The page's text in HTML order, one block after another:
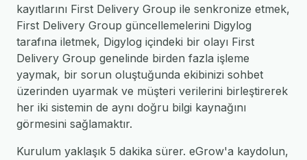
kayıtlarını First Delivery Group ile senkronize etmek,
First Delivery Group güncellemelerini Digylog
tarafına iletmek, Digylog içindeki bir olayı First
Delivery Group genelinde birden fazla işleme
yaymak, bir sorun oluştuğunda ekibinizi sohbet
üzerinden uyarmak ve müşteri verilerini birleştirerek
her iki sistemin de aynı doğru bilgi kaynağını
görmesini sağlamaktır.
Kurulum yaklaşık 5 dakika sürer. eGrow'a kaydolun,